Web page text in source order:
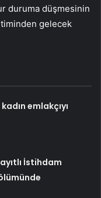
duruma düşmesinin
gelecek
emlakçıyı
İstihdam